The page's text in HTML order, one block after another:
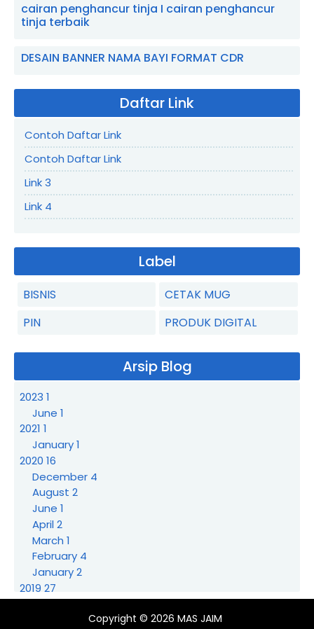
cairan penghancur tinja I cairan penghancur
tinja terbaik
DESAIN BANNER NAMA BAYI FORMAT CDR
Daftar Link
Contoh Daftar Link
Contoh Daftar Link
Link 3
Link 4
Label
BISNIS
CETAK MUG
PIN
PRODUK DIGITAL
Arsip Blog
2023 1
June 1
2021 1
January1
2020 16
December 4
August 2
June 1
April2
March 1
February 4
January2
2019 27
December2
September5
Copyright © 2026MAS JAIM